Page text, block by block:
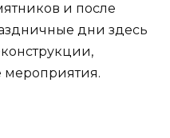
и после
дни здесь
мероприятия.